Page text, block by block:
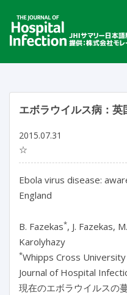
エボラウイルス病：
2015.07.31
☆
Ebola virus disease:
England
B. Fazekas*, J. Fazekas,
Karolyhazy
*Whipps Cross
Journal of Hospital
現在のエボラウイルスの